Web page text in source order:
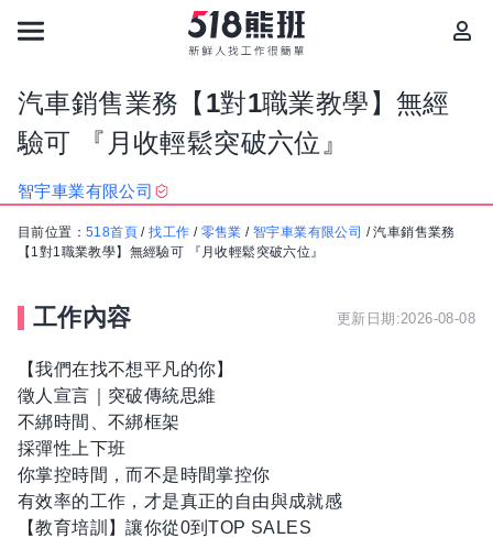
汽車銷售業務【1對1職業教學】無經
驗可 『月收輕鬆突破六位』
智宇車業有限公司
目前位置： 518首頁 /找工作 / 零售業 /智宇車業有限公司 /汽車銷售業務
【1對1職業教學】無經驗可 『月收輕鬆突破六位』
工作內容 更新日期:2026-08-08
【我們在找不想平凡的你】
徵人宣言｜突破傳統思維
不綁時間、不綁框架
採彈性上下班
你掌控時間，而不是時間掌控你
有效率的工作，才是真正的自由與成就感
【教育培訓】讓你從0到TOP SALES